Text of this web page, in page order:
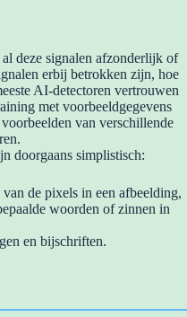
deze signalen afzonderlijk of
erbij betrokken zijn, hoe
AI-detectoren vertrouwen
met voorbeeldgegevens
van verschillende
doorgaans simplistisch:
de pixels in een afbeelding,
woorden of zinnen in
en bijschriften.